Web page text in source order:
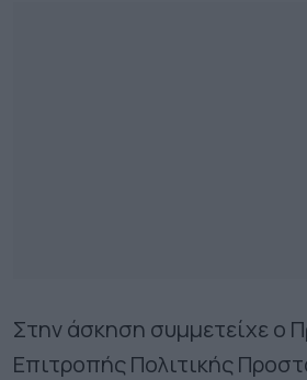
Στην άσκηση συμμετείχε ο
Επιτροπής Πολιτικής